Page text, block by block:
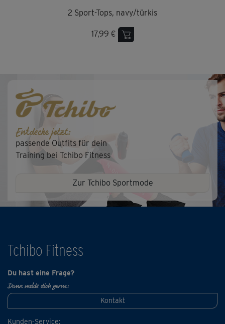
2 Sport-Tops, navy/türkis
17,99 €
Entdecke jetzt:
passende Outfits für dein
Training bei Tchibo Fitness
Zur Tchibo Sportmode
Tchibo Fitness
Du hast eine Frage?
Dann melde dich gerne:
Kontakt
Kunden-Service: